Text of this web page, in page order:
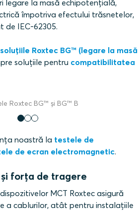
legare la masă echipotențială,
împotriva efectului trăsnetelor,
de IEC-62305.
soluțiile Roxtec BG™ (legare la masă
soluțiile pentru compatibilitatea
Roxtec BG™ și BG™ B
noastră la testele de
de ecran electromagnetic.
forța de tragere
MCT Roxtec asigură
a cablurilor, atât pentru instalațiile